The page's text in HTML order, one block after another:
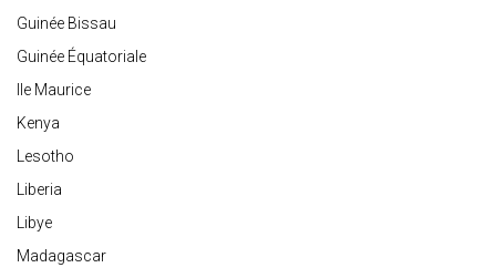
Guinée Bissau
Guinée Équatoriale
Ile Maurice
Kenya
Lesotho
Liberia
Libye
Madagascar